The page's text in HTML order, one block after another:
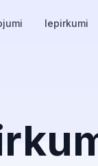
Iepirkumi